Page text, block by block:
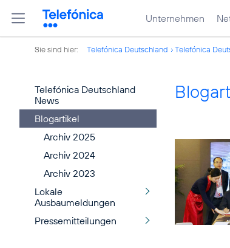
Unternehmen
Sie sind hier: Telefónica Deutschland Telefónica
Telefónica Deutschland
News
Blogartikel
Archiv 2025
Archiv 2024
Archiv 2023
Lokale
Ausbaumeldungen
Pressemitteilungen